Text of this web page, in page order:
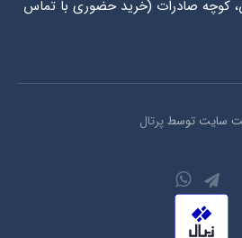
کوچه صادرات (خرید حضوری با تماس
سایت توسطپرتال